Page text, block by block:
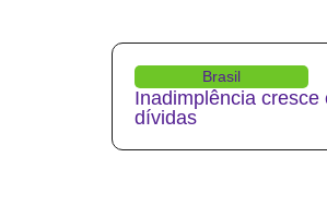
Brasil
Inadimplência cresce
dívidas